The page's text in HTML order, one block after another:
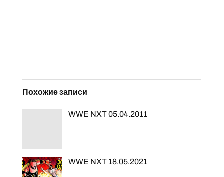
Похожие записи
WWE NXT 05.04.2011
WWE NXT 18.05.2021